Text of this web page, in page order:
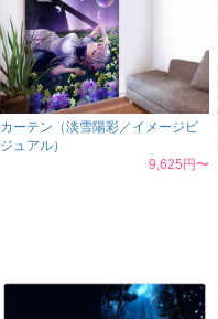
カーテン（淡雪陽彩／イメージビ
ジュアル）
9,625円〜